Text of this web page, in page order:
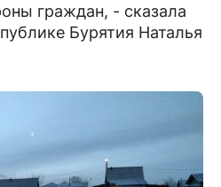
граждан, - сказала
Бурятия Наталья